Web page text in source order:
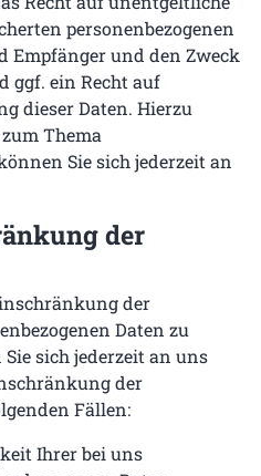
personenbezogenen
Empfänger und den Zweck
ggf. ein Recht auf
dieser Daten. Hierzu
Thema
Sie sich jederzeit an
der
der
Daten zu
sich jederzeit an uns
der
Fällen:
Ihrer bei uns